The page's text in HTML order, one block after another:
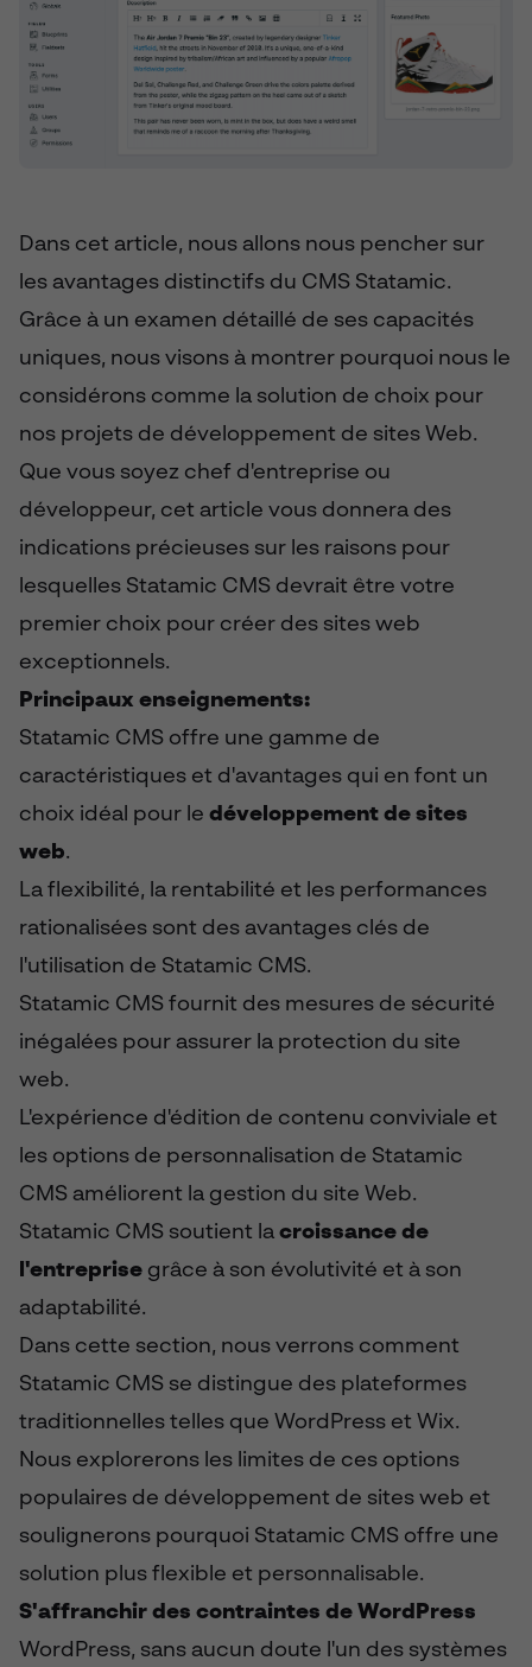
Dans cet article, nous allons nous pencher sur
les avantages distinctifs du CMS Statamic.
Grâce à un examen détaillé de ses capacités
uniques, nous visons à montrer pourquoi nous le
considérons comme la solution de choix pour
nos projets de développement de sites Web.
Que vous soyez chef d'entreprise ou
développeur, cet article vous donnera des
indications précieuses sur les raisons pour
lesquelles Statamic CMS devrait être votre
premier choix pour créer des sites web
exceptionnels.
Principaux enseignements:
Statamic CMS offre une gamme de
caractéristiques et d'avantages qui en font un
choix idéal pour le développement de sites
web.
La flexibilité, la rentabilité et les performances
rationalisées sont des avantages clés de
l'utilisation de Statamic CMS.
Statamic CMS fournit des mesures de sécurité
inégalées pour assurer la protection du site
web.
L'expérience d'édition de contenu conviviale et
les options de personnalisation de Statamic
CMS améliorent la gestion du site Web.
Statamic CMS soutient la croissance de
l'entreprise grâce à son évolutivité et à son
adaptabilité.
Dans cette section, nous verrons comment
Statamic CMS se distingue des plateformes
traditionnelles telles que WordPress et Wix.
Nous explorerons les limites de ces options
populaires de développement de sites web et
soulignerons pourquoi Statamic CMS offre une
solution plus flexible et personnalisable.
S'affranchir des contraintes de WordPress
WordPress, sans aucun doute l'un des systèmes